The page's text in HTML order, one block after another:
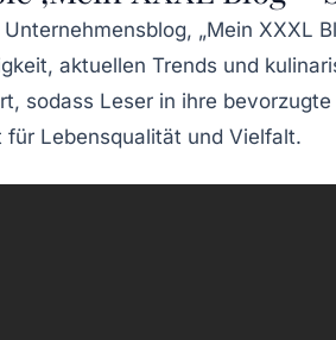
, „Mein XXXL
, aktuellen Trends und
sodass Leser in ihre bevorzugte
für Lebensqualität und Vielfalt.